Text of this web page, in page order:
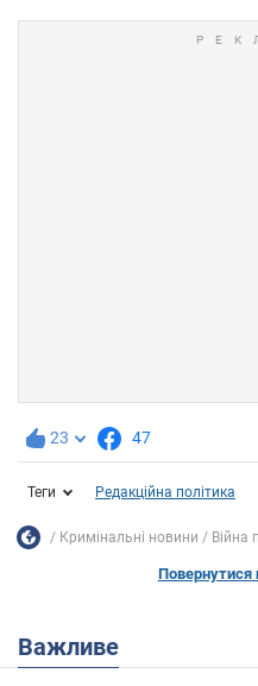
23 47
Теги Редакційна політика
Кримінальні новини Війна
Повернутися
Важливе